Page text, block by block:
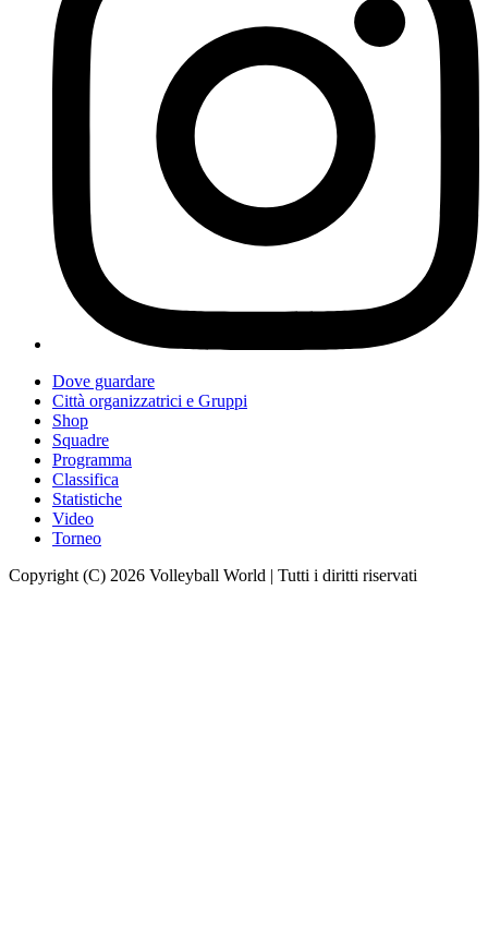
Dove guardare
Città organizzatrici e Gruppi
Shop
Squadre
Programma
Classifica
Statistiche
Video
Torneo
Copyright (C) 2026 Volleyball World | Tutti i diritti riservati